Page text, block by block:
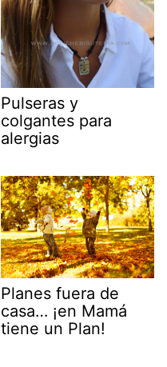
Pulseras y
colgantes para
alergias
Planes fuera de
casa… ¡en Mamá
tiene un Plan!